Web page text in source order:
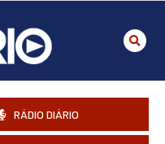
RÁDIO DIÁRIO